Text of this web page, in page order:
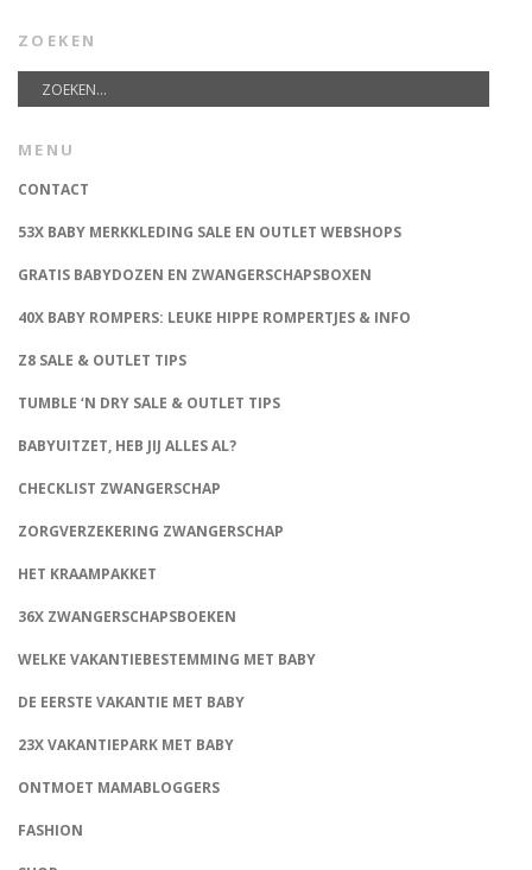
ZOEKEN
MENU
CONTACT
53X BABY MERKKLEDING SALE EN OUTLET WEBSHOPS
GRATIS BABYDOZEN EN ZWANGERSCHAPSBOXEN
40X BABY ROMPERS: LEUKE HIPPE ROMPERTJES & INFO
Z8 SALE & OUTLET TIPS
TUMBLE ‘N DRY SALE & OUTLET TIPS
BABYUITZET, HEB JIJ ALLES AL?
CHECKLIST ZWANGERSCHAP
ZORGVERZEKERING ZWANGERSCHAP
HET KRAAMPAKKET
36X ZWANGERSCHAPSBOEKEN
WELKE VAKANTIEBESTEMMING MET BABY
DE EERSTE VAKANTIE MET BABY
23X VAKANTIEPARK MET BABY
ONTMOET MAMABLOGGERS
FASHION